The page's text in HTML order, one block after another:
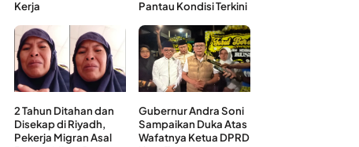
Kerja
Pantau Kondisi Terkini
2 Tahun Ditahan dan
Disekap di Riyadh,
Pekerja Migran Asal
Gubernur Andra Soni
Sampaikan Duka Atas
Wafatnya Ketua DPRD